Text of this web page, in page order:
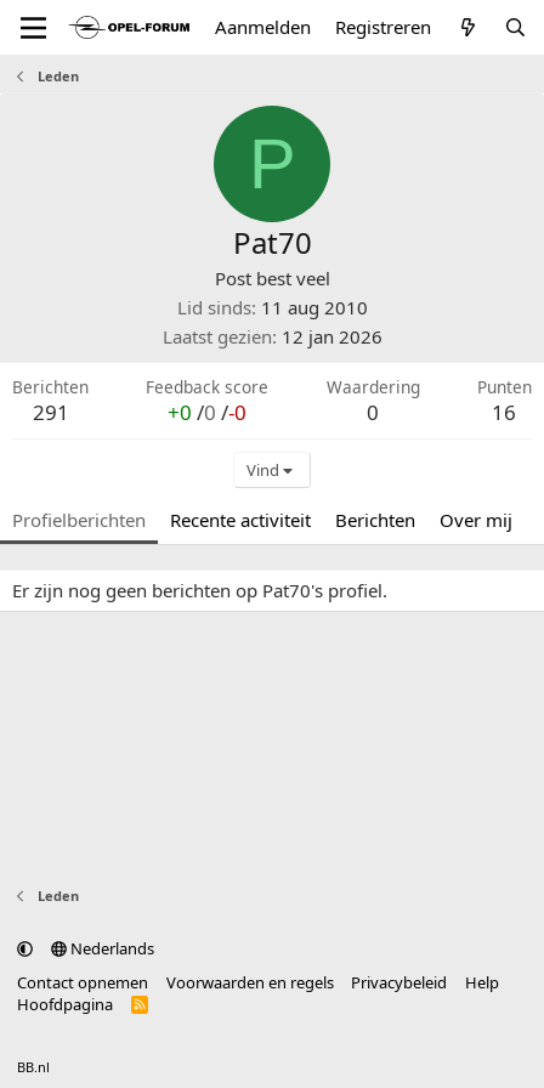
Aanmelden Registreren
Leden
P
Pat70
Post best veel
Lid sinds 11 aug 2010
Laatst gezien 12 jan 2026
Berichten
291
Feedback score
+0 /0 /-0
Waardering
0
Punten
16
Vind
Profielberichten Recente activiteit Berichten Over mij
Er zijn nog geen berichten op Pat70's profiel.
Leden
Nederlands
Contact opnemen
Voorwaarden en regels Privacybeleid
Help
Hoofdpagina
R
BB.nl